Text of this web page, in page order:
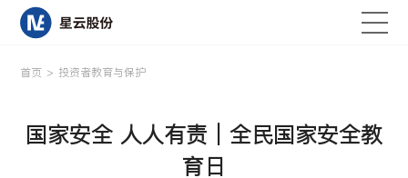
首页
首页 > 投资者教育与保护
国家安全 人人有责｜全民国家安全教
育日